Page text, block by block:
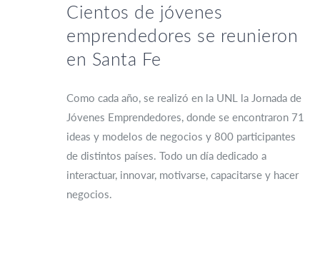
Cientos de jóvenes
emprendedores se reunieron
en Santa Fe
Como cada año, se realizó en la UNL la Jornada de
Jóvenes Emprendedores, donde se encontraron 71
ideas y modelos de negocios y 800 participantes
de distintos países. Todo un día dedicado a
interactuar, innovar, motivarse, capacitarse y hacer
negocios.